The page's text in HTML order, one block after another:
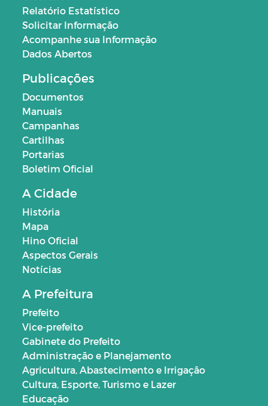
Relatório Estatístico
Solicitar Informação
Acompanhe sua Informação
Dados Abertos
Publicações
Documentos
Manuais
Campanhas
Cartilhas
Portarias
Boletim Oficial
A Cidade
História
Mapa
Hino Oficial
Aspectos Gerais
Notícias
A Prefeitura
Prefeito
Vice-prefeito
Gabinete do Prefeito
Administração e Planejamento
Agricultura, Abastecimento e Irrigação
Cultura, Esporte, Turismo e Lazer
Educação